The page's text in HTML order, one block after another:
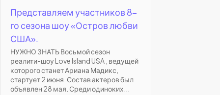
Представляем участников 8-
го сезона шоу «Остров любви
США».
НУЖНО ЗНАТЬ Восьмой сезон
реалити-шоу Love Island USA , ведущей
которого станет Ариана Мадикс,
стартует 2 июня. Состав актеров был
объявлен 28 мая. Среди одиноких...